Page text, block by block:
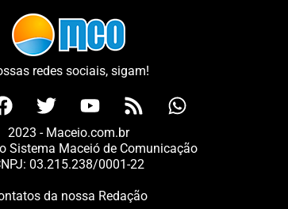
redes sociais, sigam!
2023 - Maceio.com.br
Sistema Maceió de Comunicação
03.215.238/0001-22
da nossa Redação